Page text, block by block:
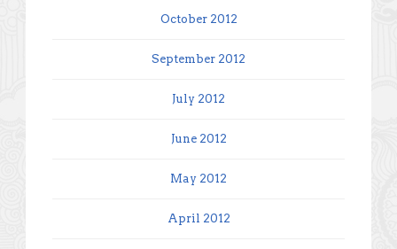
October 2012
September 2012
July 2012
June 2012
May 2012
April 2012